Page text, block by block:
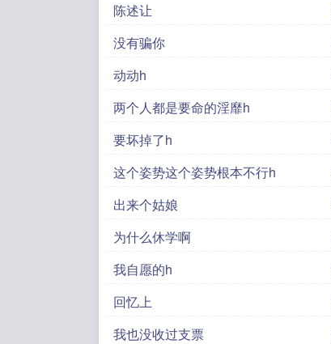
陈述让
没有骗你
动动h
两个人都是要命的淫靡h
要坏掉了h
这个姿势这个姿势根本不行h
出来个姑娘
为什么休学啊
我自愿的h
回忆上
我也没收过支票